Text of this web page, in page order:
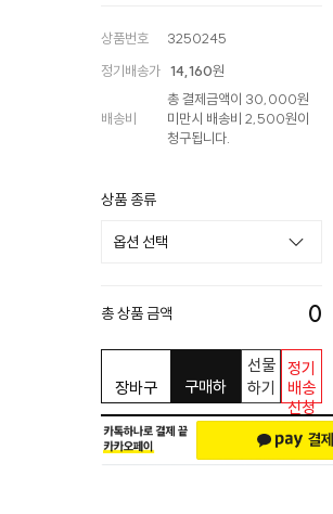
상품번호
3250245
정기배송가 14,160원
배송비
총 결제금액이 30,000원
미만시 배송비 2,500원이
청구됩니다.
상품 종류
총 상품 금액 0
장바구
니
구매하
선물
하기
정기
배송
신청